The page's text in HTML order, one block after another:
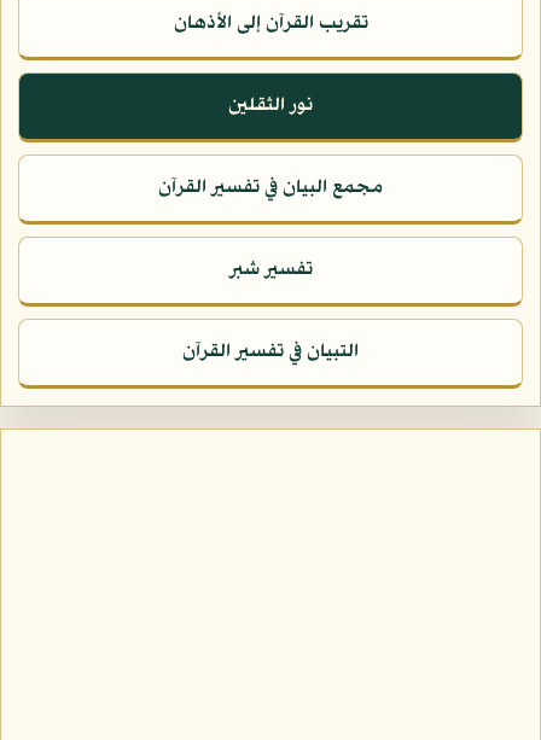
تقريب القرآن إلى الأذهان
نور الثقلين
مجمع البيان في تفسير القرآن
تفسير شبر
التبيان في تفسير القرآن